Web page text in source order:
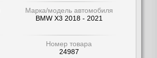
Марка/модель автомобиля
BMW X3 2018 - 2021
Номер товара
24987